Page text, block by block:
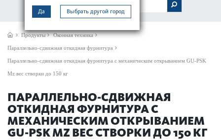
Да Выбрать другой город
МЕНЮ
Продукты Оконная техника
Параллельно-сдвижная откидная фурнитура
Параллельно-сдвижная откидная фурнитура с механическим открыванием GU-PSK
Mz вес створки до 150 кг
ПАРАЛЛЕЛЬНО-СДВИЖНАЯ
ОТКИДНАЯ ФУРНИТУРА С
МЕХАНИЧЕСКИМ ОТКРЫВАНИЕМ
GU-PSK MZ ВЕС СТВОРКИ ДО 150 КГ